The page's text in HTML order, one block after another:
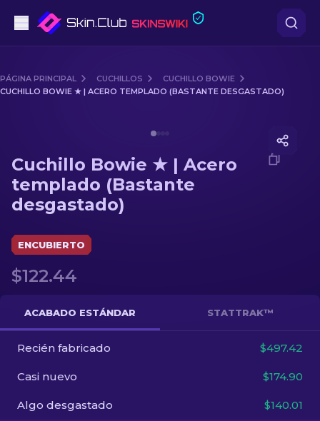
Gama media
Fusiles de Francotirador
Cuchillos
Guantes
Cajas
Otro
ES
PÁGINA PRINCIPAL CUCHILLOS
CUCHILLO BOWIE
CUCHILLO BOWIE ★ | ACERO TEMPLADO (BASTANTE DESGASTADO)
Cuchillo Bowie ★ | Acero
templado (Bastante
desgastado)
ENCUBIERTO
$122.44
ACABADO ESTÁNDAR STATTRAK™
Recién fabricado $497.42
Casi nuevo $174.90
Algo desgastado $140.01